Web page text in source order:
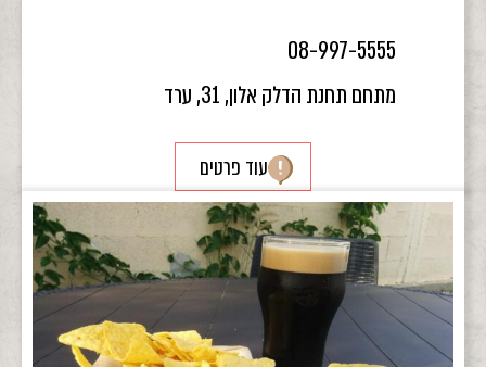
08-997-5555
מתחם תחנת הדלק אלון, 31, ערד
עוד פרטים